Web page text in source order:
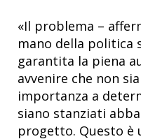
«Il problema –
mano della politica
garantita la piena
avvenire che non
importanza a
siano stanziati
progetto. Questo è